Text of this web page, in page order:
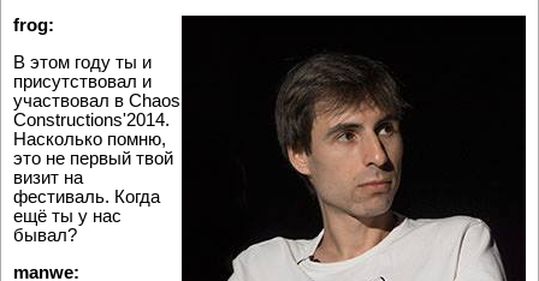
frog:
В этом году ты и
присутствовал и
участвовал в Chaos
Constructions'2014.
Насколько помню,
это не первый твой
визит на
фестиваль. Когда
ещё ты у нас
бывал?
manwe: